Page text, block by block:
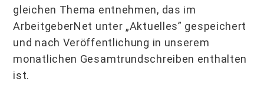
gleichen Thema entnehmen, das im
ArbeitgeberNet unter „Aktuelles” gespeichert
und nach Veröffentlichung in unserem
monatlichen Gesamtrundschreiben enthalten
ist.